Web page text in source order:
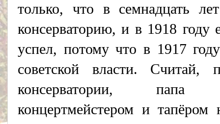
только, что в семнадцать
консерваторию, и в 1918 году
успел, потому что в 1917
советской власти.
консерватории, папа
концертмейстером и